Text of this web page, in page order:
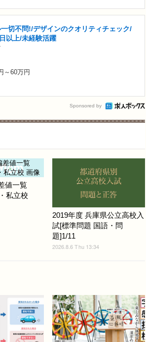
切不問!/デザインのクオリティチェック/
以上/未経験活躍
～60万円
Sponsored by
値一覧
私立校
2019年度 兵庫県公立高校入
試[標準問題 国語・問
題]1/11
2026.8.6 Thu 13:34